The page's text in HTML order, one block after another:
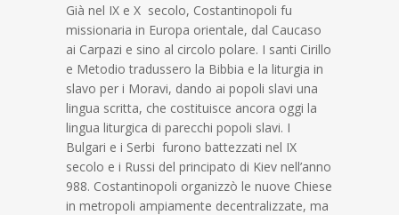
Già nel IX e X secolo, Costantinopoli fu
missionaria in Europa orientale, dal Caucaso
ai Carpazi e sino al circolo polare. I santi Cirillo
e Metodio tradussero la Bibbia e la liturgia in
slavo per i Moravi, dando ai popoli slavi una
lingua scritta, che costituisce ancora oggi la
lingua liturgica di parecchi popoli slavi. I
Bulgari e i Serbi furono battezzati nel IX
secolo e i Russi del principato di Kiev nell’anno
988. Costantinopoli organizzò le nuove Chiese
in metropoli ampiamente decentralizzate, ma